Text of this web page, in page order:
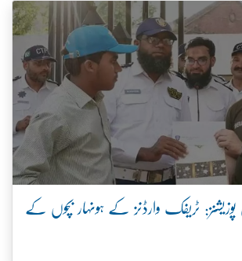
ٹریفک وارڈنز کے ہونہار بچوں کے